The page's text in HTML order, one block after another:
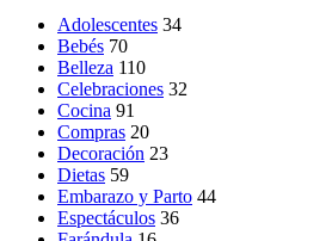
Adolescentes 34
Bebés 70
Belleza 110
Celebraciones 32
Cocina 91
Compras 20
Decoración 23
Dietas 59
Embarazo y Parto 44
Espectáculos 36